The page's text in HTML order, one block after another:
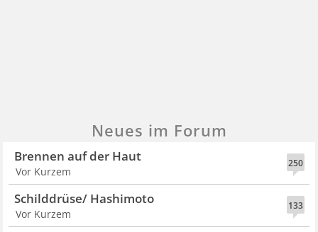
Neues im Forum
250
Brennen auf der Haut
Vor Kurzem
133
Schilddrüse/ Hashimoto
Vor Kurzem